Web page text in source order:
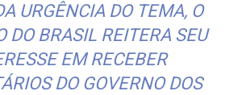
URGÊNCIA DO TEMA, O
DO BRASIL REITERA SEU
EM RECEBER
DO GOVERNO DOS